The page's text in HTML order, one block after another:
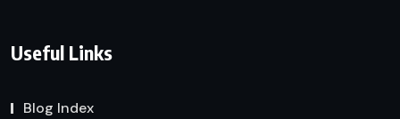
Useful Links
Blog Index